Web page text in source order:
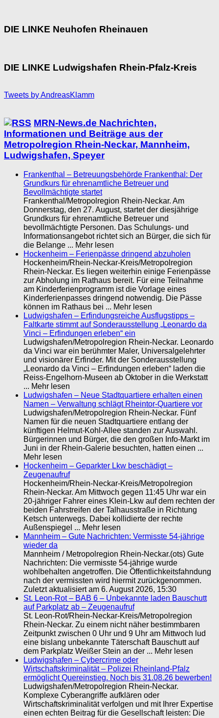
DIE LINKE Neuhofen Rheinauen
DIE LINKE Ludwigshafen Rhein-Pfalz-Kreis
Tweets by AndreasKlamm
MRN-News.de Nachrichten,
Informationen und Beiträge aus der
Metropolregion Rhein-Neckar, Mannheim,
Ludwigshafen, Speyer
Frankenthal – Betreuungsbehörde Frankenthal: Der
Grundkurs für ehrenamtliche Betreuer und
Bevollmächtigte startet
Frankenthal/Metropolregion Rhein-Neckar. Am
Donnerstag, den 27. August, startet der diesjährige
Grundkurs für ehrenamtliche Betreuer und
bevollmächtigte Personen. Das Schulungs- und
Informationsangebot richtet sich an Bürger, die sich für
die Belange ... Mehr lesen
Hockenheim – Ferienpässe dringend abzuholen
Hockenheim/Rhein-Neckar-Kreis/Metropolregion
Rhein-Neckar. Es liegen weiterhin einige Ferienpässe
zur Abholung im Rathaus bereit. Für eine Teilnahme
am Kinderferienprogramm ist die Vorlage eines
Kinderferienpasses dringend notwendig. Die Pässe
können im Rathaus bei ... Mehr lesen
Ludwigshafen – Erfindungsreiche Ausflugstipps –
Faltkarte stimmt auf Sonderausstellung „Leonardo da
Vinci – Erfindungen erleben“ ein
Ludwigshafen/Metropolregion Rhein-Neckar. Leonardo
da Vinci war ein berühmter Maler, Universalgelehrter
und visionärer Erfinder. Mit der Sonderausstellung
„Leonardo da Vinci – Erfindungen erleben“ laden die
Reiss-Engelhorn-Museen ab Oktober in die Werkstatt
... Mehr lesen
Ludwigshafen – Neue Stadtquartiere erhalten einen
Namen – Verwaltung schlägt Rheintor-Quartiere vor
Ludwigshafen/Metropolregion Rhein-Neckar. Fünf
Namen für die neuen Stadtquartiere entlang der
künftigen Helmut-Kohl-Allee standen zur Auswahl.
Bürgerinnen und Bürger, die den großen Info-Markt im
Juni in der Rhein-Galerie besuchten, hatten einen ...
Mehr lesen
Hockenheim – Geparkter Lkw beschädigt –
Zeugenaufruf
Hockenheim/Rhein-Neckar-Kreis/Metropolregion
Rhein-Neckar. Am Mittwoch gegen 11:45 Uhr war ein
20-jähriger Fahrer eines Klein-Lkw auf dem rechten der
beiden Fahrstreifen der Talhausstraße in Richtung
Ketsch unterwegs. Dabei kollidierte der rechte
Außenspiegel ... Mehr lesen
Mannheim – Gute Nachrichten: Vermisste 54-jährige
wieder da
Mannheim / Metropolregion Rhein-Neckar.(ots) Gute
Nachrichten: Die vermisste 54-jährige wurde
wohlbehalten angetroffen. Die Öffentlichkeitsfahndung
nach der vermissten wird hiermit zurückgenommen.
Zuletzt aktualisiert am 6. August 2026, 15:30
St. Leon-Rot – BAB 6 – Unbekannte laden Bauschutt
auf Parkplatz ab – Zeugenaufruf
St. Leon-Rot/Rhein-Neckar-Kreis/Metropolregion
Rhein-Neckar. Zu einem nicht näher bestimmbaren
Zeitpunkt zwischen 0 Uhr und 9 Uhr am Mittwoch lud
eine bislang unbekannte Täterschaft Bauschutt auf
dem Parkplatz Weißer Stein an der ... Mehr lesen
Ludwigshafen – Cybercrime oder
Wirtschaftskriminalität – Polizei Rheinland-Pfalz
ermöglicht Quereinstieg. Noch bis 31.08.26 bewerben!
Ludwigshafen/Metropolregion Rhein-Neckar.
Komplexe Cyberangriffe aufklären oder
Wirtschaftskriminalität verfolgen und mit Ihrer Expertise
einen echten Beitrag für die Gesellschaft leisten: Die